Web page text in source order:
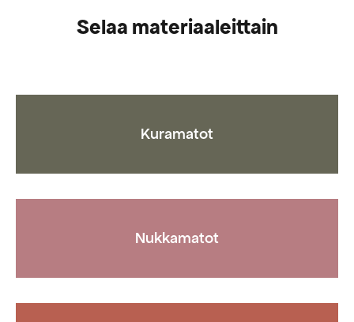
Selaa materiaaleittain
Kuramatot
Nukkamatot